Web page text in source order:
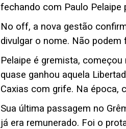
fechando com Paulo Pelaipe
No off, a nova gestão
divulgar o nome. Não podem
Pelaipe é gremista,
quase ganhou aquela
Caxias com grife. Na época,
Sua última passagem no
já era remunerado. Foi o